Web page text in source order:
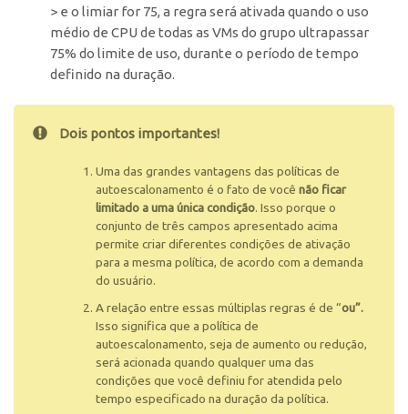
> e o limiar for 75, a regra será ativada quando o uso
médio de CPU de todas as VMs do grupo ultrapassar
75% do limite de uso, durante o período de tempo
definido na duração.
Dois pontos importantes!
Uma das grandes vantagens das políticas de
autoescalonamento é o fato de você não ficar
limitado a uma única condição. Isso porque o
conjunto de três campos apresentado acima
permite criar diferentes condições de ativação
para a mesma política, de acordo com a demanda
do usuário.
A relação entre essas múltiplas regras é de “ou”.
Isso significa que a política de
autoescalonamento, seja de aumento ou redução,
será acionada quando qualquer uma das
condições que você definiu for atendida pelo
tempo especificado na duração da política.